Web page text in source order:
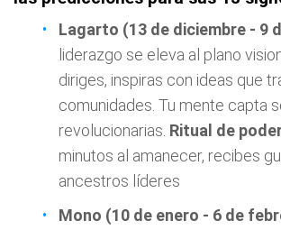
Lagarto (13 de diciembre - 9
liderazgo se eleva al plano
diriges, inspiras con ideas que
comunidades. Tu mente capta
revolucionarias. Ritual de
minutos al amanecer, recibes
ancestros líderes
Mono (10 de enero - 6 de